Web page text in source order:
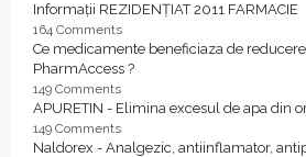
Informații REZIDENȚIAT 2011 FARMACIE
164 Comments
Ce medicamente beneficiaza de
PharmAccess ?
149 Comments
APURETIN - Elimina excesul de apa din
149 Comments
Naldorex - Analgezic, antiinflamator,